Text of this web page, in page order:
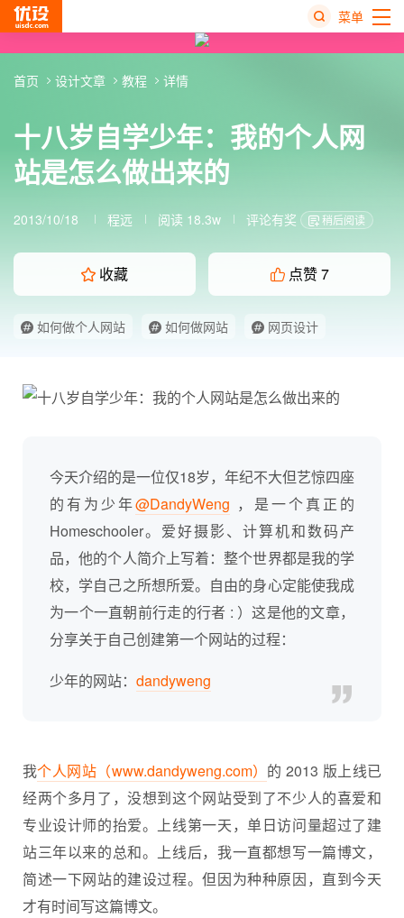
菜单
十八岁自学少年：我的个人网
站是怎么做出来的
2013/10/18 程远 阅读 18.3w 评论有奖 稍后阅读
收藏 点赞7
如何做个人网站 如何做网站 网页设计
首页 设计文章 教程 详情
今天介绍的是一位仅18岁，年纪不大但艺惊四座
的有为少年@DandyWeng ，是一个真正的
Homeschooler。爱好摄影、计算机和数码产
品，他的个人简介上写着：整个世界都是我的学
校，学自己之所想所爱。自由的身心定能使我成
为一个一直朝前行走的行者 : ）这是他的文章，
分享关于自己创建第一个网站的过程：
少年的网站： dandyweng
我个人网站（www.dandyweng.com） 的 2013 版上线已
经两个多月了，没想到这个网站受到了不少人的喜爱和
专业设计师的抬爱。上线第一天，单日访问量超过了建
站三年以来的总和。上线后，我一直都想写一篇博文，
简述一下网站的建设过程。但因为种种原因，直到今天
才有时间写这篇博文。